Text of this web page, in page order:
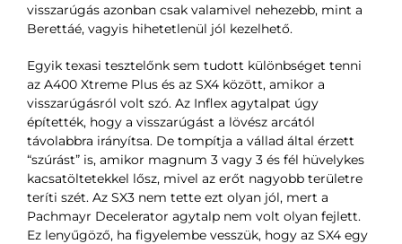
visszarúgás azonban csak valamivel nehezebb, mint a
Berettáé, vagyis hihetetlenül jól kezelhető.
Egyik texasi tesztelőnk sem tudott különbséget tenni
az A400 Xtreme Plus és az SX4 között, amikor a
visszarúgásról volt szó. Az Inflex agytalpat úgy
építették, hogy a visszarúgást a lövész arcától
távolabbra irányítsa. De tompítja a vállad által érzett
“szúrást” is, amikor magnum 3 vagy 3 és fél hüvelykes
kacsatöltetekkel lősz, mivel az erőt nagyobb területre
teríti szét. Az SX3 nem tette ezt olyan jól, mert a
Pachmayr Decelerator agytalp nem volt olyan fejlett.
Ez lenyűgöző, ha figyelembe vesszük, hogy az SX4 egy